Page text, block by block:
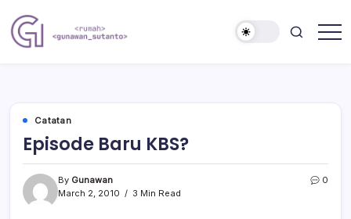
content
Catatan
Episode Baru KBS?
By Gunawan
March 2, 2010
3 Min Read
0